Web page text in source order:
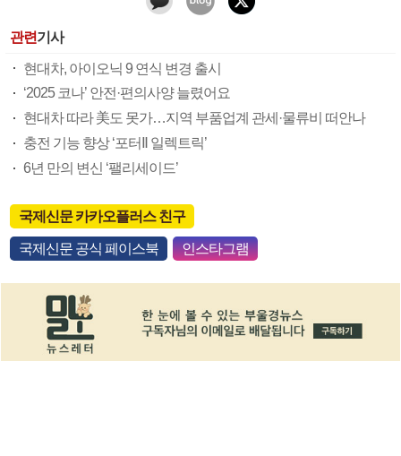
관련기사
현대차, 아이오닉 9 연식 변경 출시
‘2025 코나’ 안전·편의사양 늘렸어요
현대차 따라 美도 못가…지역 부품업계 관세·물류비 떠안나
충전 기능 향상 ‘포터Ⅱ 일렉트릭’
6년 만의 변신 ‘팰리세이드’
국제신문 카카오플러스 친구
국제신문 공식 페이스북 인스타그램